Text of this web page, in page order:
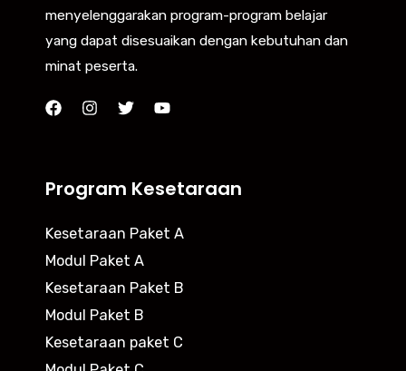
menyelenggarakan program-program belajar
yang dapat disesuaikan dengan kebutuhan dan
minat peserta.
Program Kesetaraan
Kesetaraan Paket A
Modul Paket A
Kesetaraan Paket B
Modul Paket B
Kesetaraan paket C